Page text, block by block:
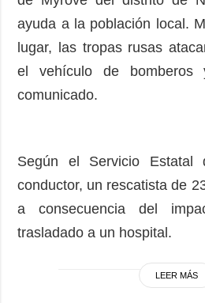
ayuda a la población local.
lugar, las tropas rusas
el vehículo de bomberos
comunicado.
Según el Servicio Estatal
conductor, un rescatista de
a consecuencia del
trasladado a un hospital.
LEER MÁS